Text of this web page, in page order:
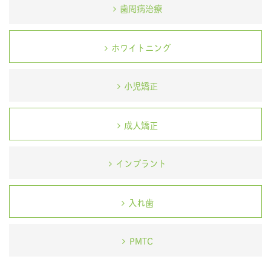
歯周病治療
ホワイトニング
小児矯正
成人矯正
インプラント
入れ歯
PMTC